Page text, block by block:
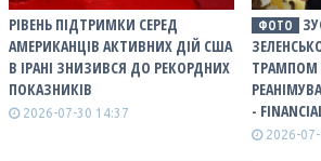
РІВЕНЬ ПІДТРИМКИ СЕРЕД
АМЕРИКАНЦІВ АКТИВНИХ ДІЙ США
В ІРАНІ ЗНИЗИВСЯ ДО РЕКОРДНИХ
ПОКАЗНИКІВ
2026-07-30 14:37
ФОТО
ТРАМПОМ
-
2026-07-